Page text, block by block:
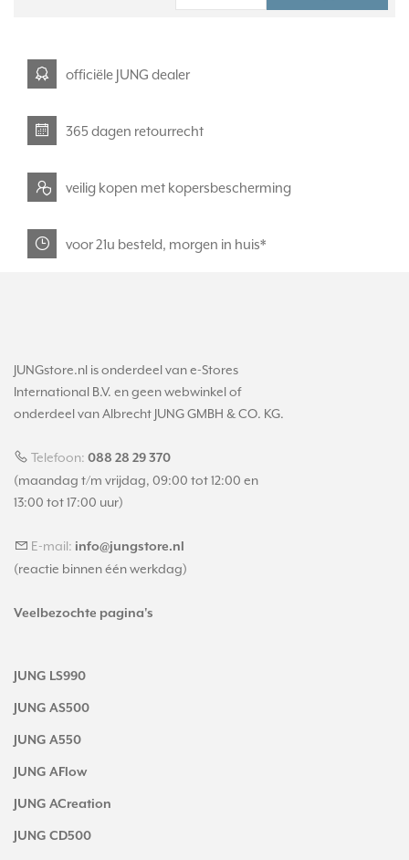
officiële JUNG dealer
365 dagen retourrecht
veilig kopen met kopersbescherming
voor 21u besteld, morgen in huis*
JUNGstore.nl is onderdeel van e-Stores
International B.V. en geen webwinkel of
onderdeel van Albrecht JUNG GMBH & CO. KG.
Telefoon: 088 28 29 370
(maandag t/m vrijdag, 09:00 tot 12:00 en
13:00 tot 17:00 uur)
E-mail: info@jungstore.nl
(reactie binnen één werkdag)
Veelbezochte pagina's
JUNG LS990
JUNG AS500
JUNG A550
JUNG AFlow
JUNG ACreation
JUNG CD500